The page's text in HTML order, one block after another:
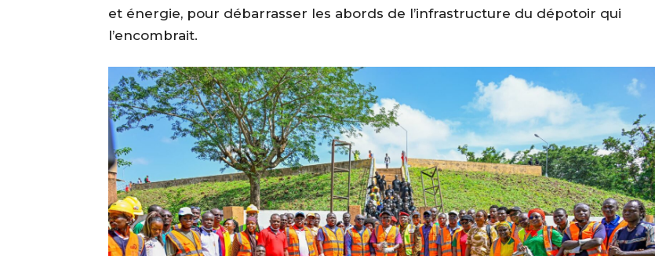
et énergie, pour débarrasser les abords de l’infrastructure du dépotoir qui
l’encombrait.